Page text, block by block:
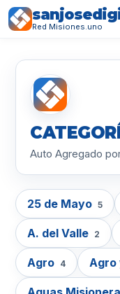
Red Misiones.uno
Auto Agregado
25 de Mayo 5
A. del Valle 2
Agro 4 Agro